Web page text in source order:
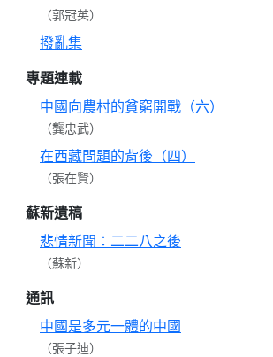
（郭冠英）
撥亂集
專題連載
中國向農村的貧窮開戰（六）
（龔忠武）
在西藏問題的背後（四）
（張在賢）
蘇新遺稿
悲情新聞：二二八之後
（蘇新）
通訊
中國是多元一體的中國
（張子迪）